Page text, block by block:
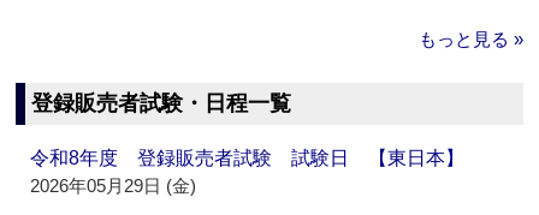
もっと見る »
登録販売者試験・日程一覧
令和8年度 登録販売者試験 試験日 【東日本】
2026年05月29日 (金)